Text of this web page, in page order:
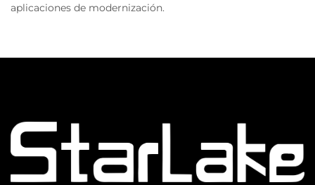
aplicaciones de modernización.